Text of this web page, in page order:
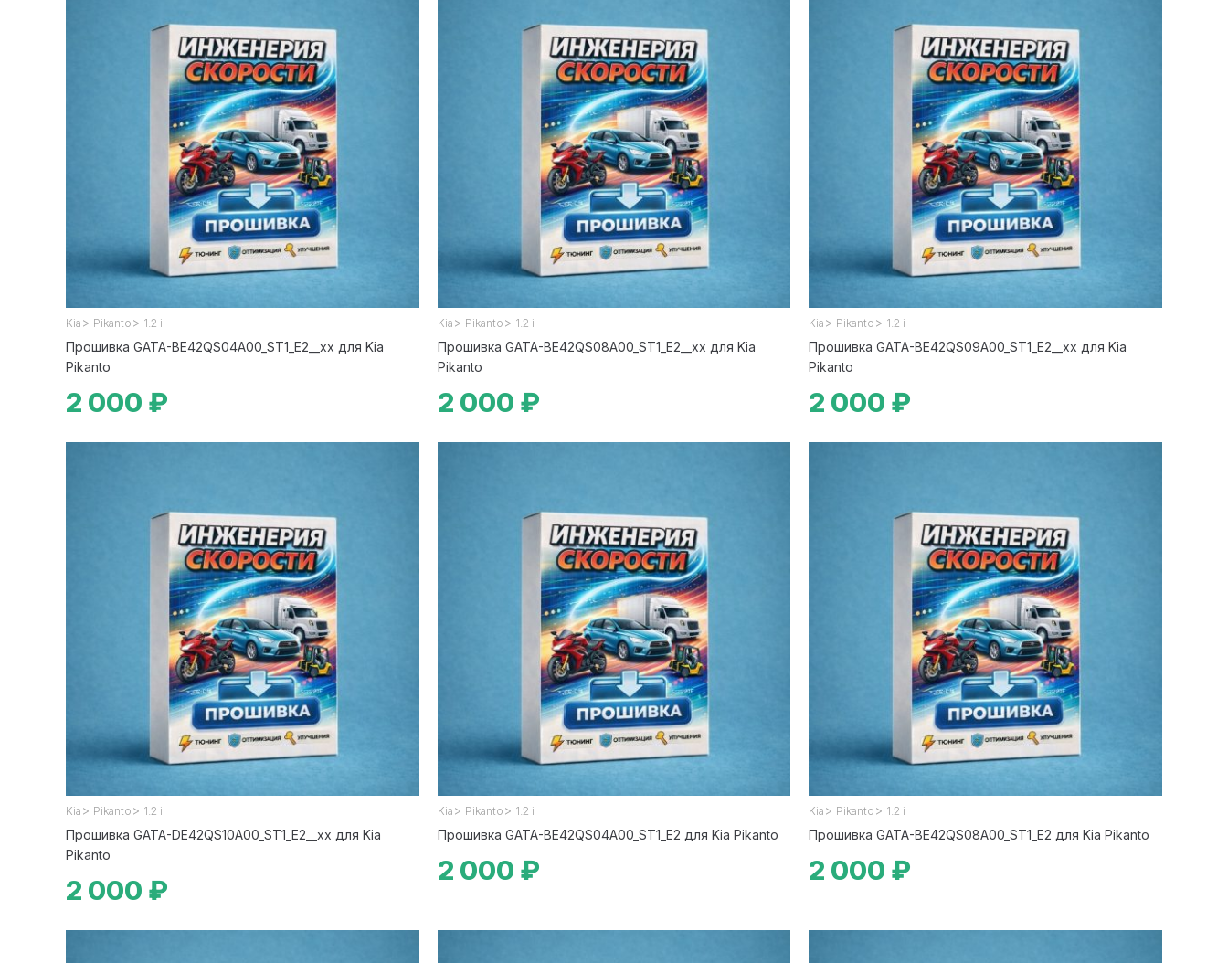
Kia > Pikanto > 1.2 i
Прошивка GATA-BE42QS04A00_ST1_E2__xx для Kia
Pikanto
2 000 ₽
Kia > Pikanto > 1.2 i
Прошивка GATA-BE42QS08A00_ST1_E2__xx для Kia
Pikanto
2 000 ₽
Kia > Pikanto > 1.2 i
Прошивка GATA-BE42QS09A00_ST1_E2__xx для Kia
Pikanto
2 000 ₽
Kia > Pikanto > 1.2 i
Прошивка GATA-DE42QS10A00_ST1_E2__xx для Kia
Pikanto
2 000 ₽
Kia > Pikanto > 1.2 i
Прошивка GATA-BE42QS04A00_ST1_E2 для Kia Pikanto
2 000 ₽
Kia > Pikanto > 1.2 i
Прошивка GATA-BE42QS08A00_ST1_E2 для Kia Pikanto
2 000 ₽